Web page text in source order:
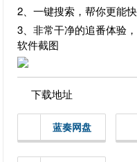
2、一键搜索，帮你更能
3、非常干净的追番体验
软件截图
下载地址
蓝奏网盘